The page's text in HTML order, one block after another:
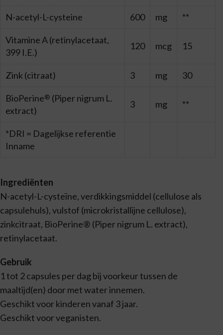
N-acetyl-L-cysteine 600 mg **
Vitamine A (retinylacetaat,
399 I.E.)
120 mcg 15
Zink (citraat) 3 mg 30
BioPerine® (Piper nigrum L.
extract)
3 mg **
*DRI = Dagelijkse referentie
Inname
Ingrediënten
N-acetyl-L-cysteïne, verdikkingsmiddel (cellulose als
capsulehuls), vulstof (microkristallijne cellulose),
zinkcitraat, BioPerine® (Piper nigrum L. extract),
retinylacetaat.
Gebruik
1 tot 2 capsules per dag bij voorkeur tussen de
maaltijd(en) door met water innemen.
Geschikt voor kinderen vanaf 3 jaar.
Geschikt voor veganisten.